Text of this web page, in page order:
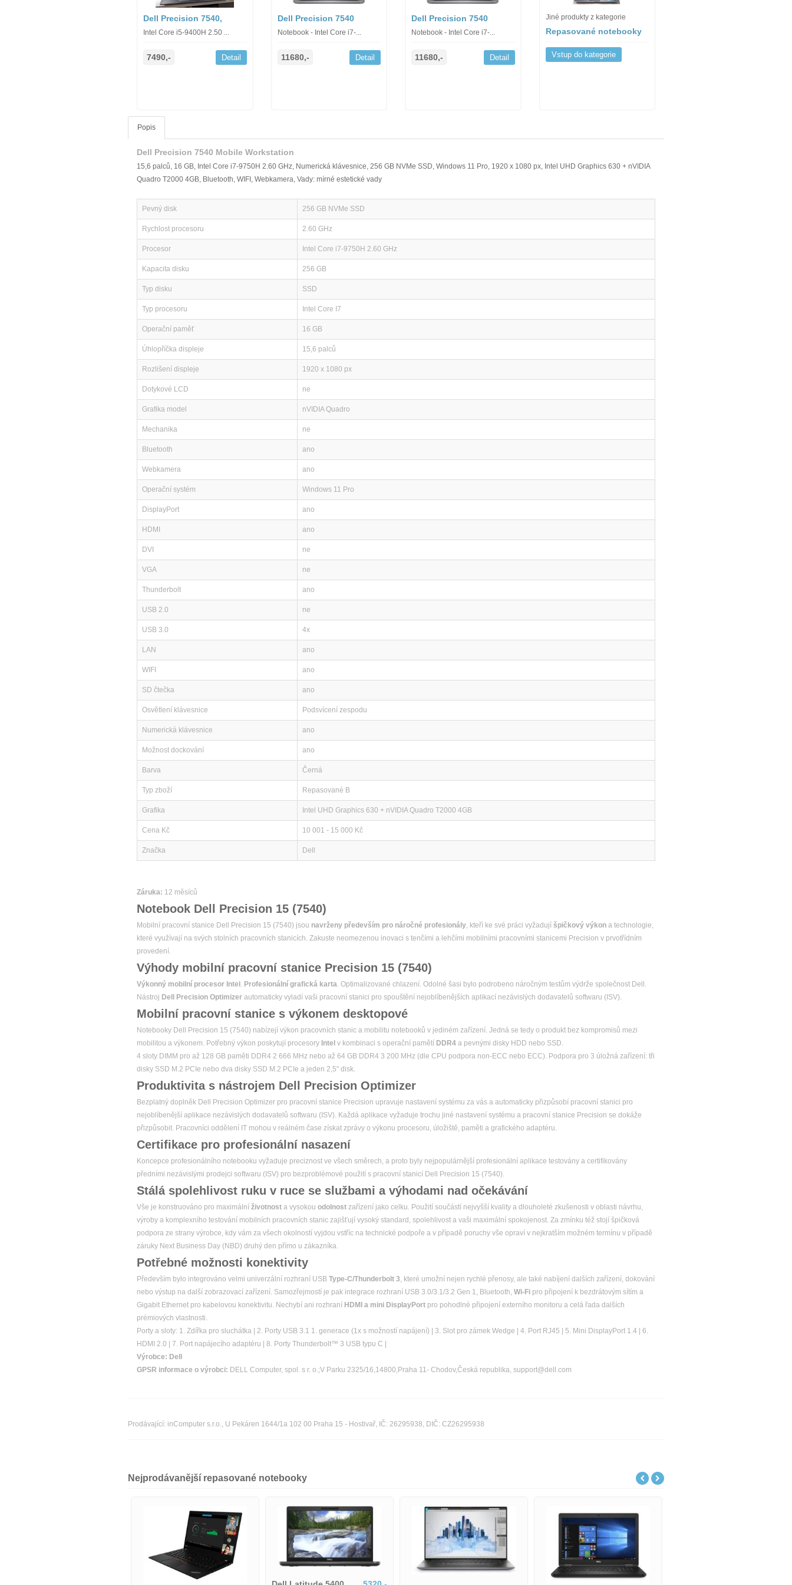
Dell Precision 7540,
Intel Core i5-9400H 2.50 ...
7490,- Detail
Dell Precision 7540
Notebook - Intel Core i7-...
11680,- Detail
Dell Precision 7540
Notebook - Intel Core i7-...
11680,- Detail
Jiné produkty z kategorie
Repasované notebooky
Vstup do kategorie
Popis
Dell Precision 7540 Mobile Workstation
15,6 palců, 16 GB, Intel Core i7-9750H 2.60 GHz, Numerická klávesnice, 256 GB NVMe SSD, Windows 11 Pro, 1920 x 1080 px, Intel UHD Graphics 630 + nVIDIA
Quadro T2000 4GB, Bluetooth, WIFI, Webkamera, Vady: mírné estetické vady
Pevný disk 256 GB NVMe SSD
Rychlost procesoru 2.60 GHz
Procesor Intel Core i7-9750H 2.60 GHz
Kapacita disku 256 GB
Typ disku SSD
Typ procesoru Intel Core I7
Operační paměť 16 GB
Úhlopříčka displeje 15,6 palců
Rozlišení displeje 1920 x 1080 px
Dotykové LCD ne
Grafika model nVIDIA Quadro
Mechanika ne
Bluetooth ano
Webkamera ano
Operační systém Windows 11 Pro
DisplayPort ano
HDMI ano
DVI ne
VGA ne
Thunderbolt ano
USB 2.0 ne
USB 3.0 4x
LAN ano
WIFI ano
SD čtečka ano
Osvětlení klávesnice Podsvícení zespodu
Numerická klávesnice ano
Možnost dockování ano
Barva Černá
Typ zboží Repasované B
Grafika Intel UHD Graphics 630 + nVIDIA Quadro T2000 4GB
Cena Kč 10 001 - 15 000 Kč
Značka Dell
Záruka: 12 měsíců
Notebook Dell Precision 15 (7540)
Mobilní pracovní stanice Dell Precision 15 (7540) jsou navrženy především pro náročné profesionály, kteří ke své práci vyžadují špičkový výkon a technologie,
které využívají na svých stolních pracovních stanicích. Zakuste neomezenou inovaci s tenčími a lehčími mobilními pracovními stanicemi Precision v prvotřídním
provedení.
Výhody mobilní pracovní stanice Precision 15 (7540)
Výkonný mobilní procesor Intel . Profesionální grafická karta. Optimalizované chlazení. Odolné šasi bylo podrobeno náročným testům výdrže společnost Dell.
Nástroj Dell Precision Optimizer automaticky vyladí vaši pracovní stanici pro spouštění nejoblíbenějších aplikací nezávislých dodavatelů softwaru (ISV).
Mobilní pracovní stanice s výkonem desktopové
Notebooky Dell Precision 15 (7540) nabízejí výkon pracovních stanic a mobilitu notebooků v jediném zařízení. Jedná se tedy o produkt bez kompromisů mezi
mobilitou a výkonem. Potřebný výkon poskytují procesory Intel v kombinaci s operační pamětí DDR4 a pevnými disky HDD nebo SSD.
4 sloty DIMM pro až 128 GB paměti DDR4 2 666 MHz nebo až 64 GB DDR4 3 200 MHz (dle CPU podpora non-ECC nebo ECC). Podpora pro 3 úložná zařízení: tři
disky SSD M.2 PCIe nebo dva disky SSD M.2 PCIe a jeden 2,5" disk.
Produktivita s nástrojem Dell Precision Optimizer
Bezplatný doplněk Dell Precision Optimizer pro pracovní stanice Precision upravuje nastavení systému za vás a automaticky přizpůsobí pracovní stanici pro
nejoblíbenější aplikace nezávislých dodavatelů softwaru (ISV). Každá aplikace vyžaduje trochu jiné nastavení systému a pracovní stanice Precision se dokáže
přizpůsobit. Pracovníci oddělení IT mohou v reálném čase získat zprávy o výkonu procesoru, úložiště, paměti a grafického adaptéru.
Certifikace pro profesionální nasazení
Koncepce profesionálního notebooku vyžaduje preciznost ve všech směrech, a proto byly nejpopulárnější profesionální aplikace testovány a certifikovány
předními nezávislými prodejci softwaru (ISV) pro bezproblémové použití s pracovní stanicí Dell Precision 15 (7540).
Stálá spolehlivost ruku v ruce se službami a výhodami nad očekávání
Vše je konstruováno pro maximální životnost a vysokou odolnost zařízení jako celku. Použití součástí nejvyšší kvality a dlouholeté zkušenosti v oblasti návrhu,
výroby a komplexního testování mobilních pracovních stanic zajišťují vysoký standard, spolehlivost a vaši maximální spokojenost. Za zmínku též stojí špičková
podpora ze strany výrobce, kdy vám za všech okolností vyjdou vstříc na technické podpoře a v případě poruchy vše opraví v nejkratším možném termínu v případě
záruky Next Business Day (NBD) druhý den přímo u zákazníka.
Potřebné možnosti konektivity
Především bylo integrováno velmi univerzální rozhraní USB Type-C/Thunderbolt 3, které umožní nejen rychlé přenosy, ale také nabíjení dalších zařízení, dokování
nebo výstup na další zobrazovací zařízení. Samozřejmostí je pak integrace rozhraní USB 3.0/3.1/3.2 Gen 1, Bluetooth, Wi-Fi pro připojení k bezdrátovým sítím a
Gigabit Ethernet pro kabelovou konektivitu. Nechybí ani rozhraní HDMI a mini DisplayPort pro pohodlné připojení externího monitoru a celá řada dalších
prémiových vlastnosti.
Porty a sloty: 1. Zdířka pro sluchátka | 2. Porty USB 3.1 1. generace (1x s možností napájení) | 3. Slot pro zámek Wedge | 4. Port RJ45 | 5. Mini DisplayPort 1.4 | 6.
HDMI 2.0 | 7. Port napájecího adaptéru | 8. Porty Thunderbolt™ 3 USB typu C |
Výrobce: Dell
GPSR informace o výrobci: DELL Computer, spol. s r. o.;V Parku 2325/16,14800,Praha 11- Chodov,Česká republika, support@dell.com
Prodávající: inComputer s.r.o., U Pekáren 1644/1a 102 00 Praha 15 - Hostivař, IČ: 26295938, DIČ: CZ26295938
Nejprodávanější repasované notebooky